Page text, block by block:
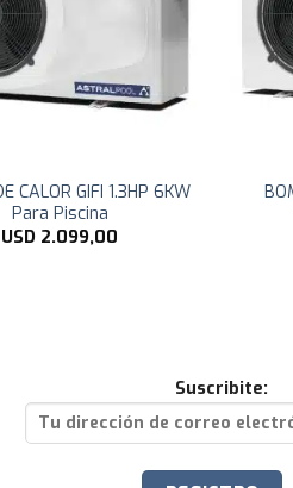
CALOR GIFI 1.3HP 6KW
Para Piscina
USD 2.099,00
Suscribite: